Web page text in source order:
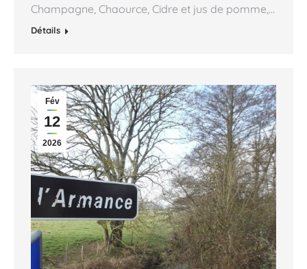
Champagne, Chaource, Cidre et jus de pomme,…
Détails
Fév
12
2026